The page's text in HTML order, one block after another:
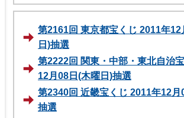
第2161回 東京都宝くじ 2011年12
日)抽選
第2222回 関東・中部・東北自治
12月08日(木曜日)抽選
第2340回 近畿宝くじ 2011年12月
抽選